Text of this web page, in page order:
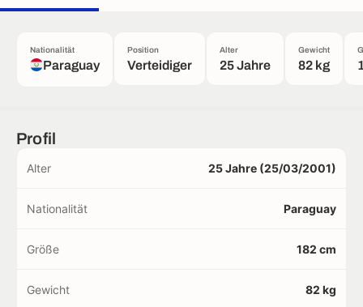
Nationalität
Paraguay
Position
Verteidiger
Alter
25 Jahre
Gewicht
82 kg
Profil
Alter 25 Jahre (25/03/2001)
Nationalität Paraguay
Größe 182 cm
Gewicht 82 kg